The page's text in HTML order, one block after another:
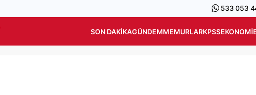
533 053
SON DAKIKAGÜNDEMMEMURLARKPSSEKONOMI